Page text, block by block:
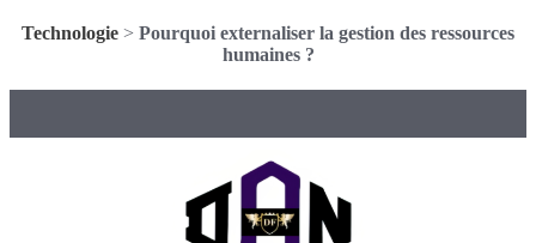
Technologie > Pourquoi externaliser la gestion des ressources
humaines ?